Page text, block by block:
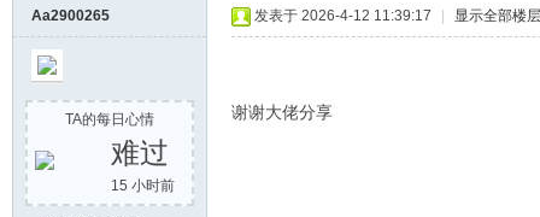
Aa2900265
TA的每日心情
难过
15 小时前
发表于 2026-4-12 11:39:17 显示全部楼层
谢谢大佬分享